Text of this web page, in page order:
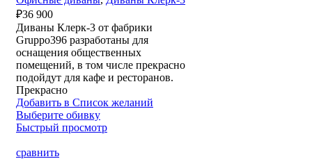
₽36 900
Диваны Клерк-3 от фабрики
Gruppo396 разработаны для
оснащения общественных
помещений, в том числе прекрасно
подойдут для кафе и ресторанов.
Прекрасно
Добавить в Список желаний
Выберите обивку
Быстрый просмотр
сравнить